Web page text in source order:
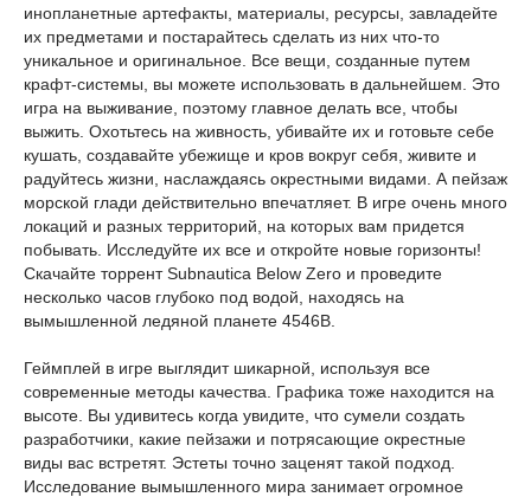
инопланетные артефакты, материалы, ресурсы, завладейте
их предметами и постарайтесь сделать из них что-то
уникальное и оригинальное. Все вещи, созданные путем
крафт-системы, вы можете использовать в дальнейшем. Это
игра на выживание, поэтому главное делать все, чтобы
выжить. Охотьтесь на живность, убивайте их и готовьте себе
кушать, создавайте убежище и кров вокруг себя, живите и
радуйтесь жизни, наслаждаясь окрестными видами. А пейзаж
морской глади действительно впечатляет. В игре очень много
локаций и разных территорий, на которых вам придется
побывать. Исследуйте их все и откройте новые горизонты!
Скачайте торрент Subnautica Below Zero и проведите
несколько часов глубоко под водой, находясь на
вымышленной ледяной планете 4546B.
Геймплей в игре выглядит шикарной, используя все
современные методы качества. Графика тоже находится на
высоте. Вы удивитесь когда увидите, что сумели создать
разработчики, какие пейзажи и потрясающие окрестные
виды вас встретят. Эстеты точно заценят такой подход.
Исследование вымышленного мира занимает огромное